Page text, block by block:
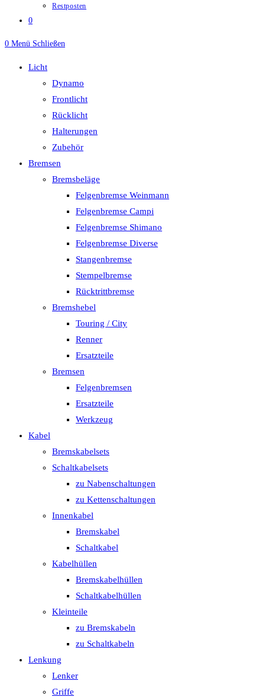
Restposten
0
0 Menü Schließen
Licht
Dynamo
Frontlicht
Rücklicht
Halterungen
Zubehör
Bremsen
Bremsbeläge
Felgenbremse Weinmann
Felgenbremse Campi
Felgenbremse Shimano
Felgenbremse Diverse
Stangenbremse
Stempelbremse
Rücktrittbremse
Bremshebel
Touring / City
Renner
Ersatzteile
Bremsen
Felgenbremsen
Ersatzteile
Werkzeug
Kabel
Bremskabelsets
Schaltkabelsets
zu Nabenschaltungen
zu Kettenschaltungen
Innenkabel
Bremskabel
Schaltkabel
Kabelhüllen
Bremskabelhüllen
Schaltkabelhüllen
Kleinteile
zu Bremskabeln
zu Schaltkabeln
Lenkung
Lenker
Griffe